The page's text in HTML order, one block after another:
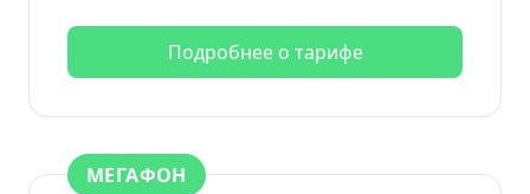
Подробнее о тарифе
МЕГАФОН